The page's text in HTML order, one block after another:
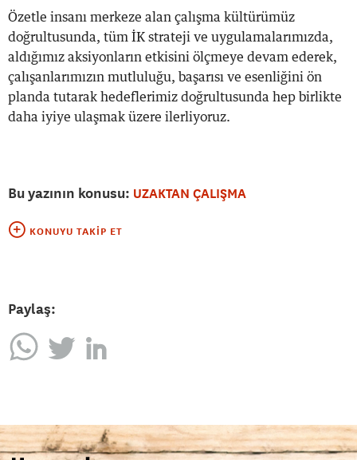
Özetle insanı merkeze alan çalışma kültürümüz
doğrultusunda, tüm İK strateji ve uygulamalarımızda,
aldığımız aksiyonların etkisini ölçmeye devam ederek,
çalışanlarımızın mutluluğu, başarısı ve esenliğini ön
planda tutarak hedeflerimiz doğrultusunda hep birlikte
daha iyiye ulaşmak üzere ilerliyoruz.
Bu yazının konusu: UZAKTAN ÇALIŞMA
KONUYU TAKIP ET
Paylaş: